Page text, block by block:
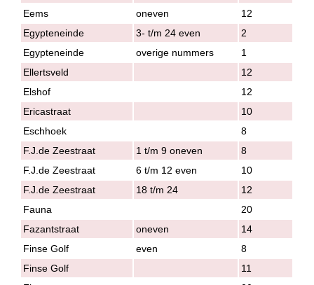
Eems
oneven
12
Egypteneinde
3- t/m 24 even
2
Egypteneinde
overige nummers
1
Ellertsveld
12
Elshof
12
Ericastraat
10
Eschhoek
8
F.J.de Zeestraat
1 t/m 9 oneven
8
F.J.de Zeestraat
6 t/m 12 even
10
F.J.de Zeestraat
18 t/m 24
12
Fauna
20
Fazantstraat
oneven
14
Finse Golf
even
8
Finse Golf
11